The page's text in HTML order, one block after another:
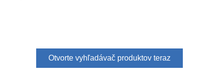
Otvorte vyhľadávač produktov teraz